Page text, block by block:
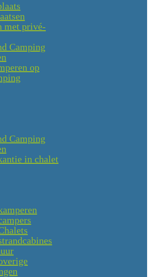
met privé-
Camping
op
Camping
in chalet